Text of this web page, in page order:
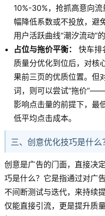
10%-30%，抢抓高意向
幅降低系数或不投放，避
用户活跃曲线“潮汐流动”的
占位与拖价平衡：
快车排
质量分优化到位后，对核
果前三页的优质位置。但
词，则可以尝试“拖价
影响点击量的前提下，最
低平均点击成本。
三、创意优化技巧是什么
创意是广告的门面，直接决
巧是什么？它是指通过对广
不间断测试与迭代，来持续
仅能直接引流，更是提升质